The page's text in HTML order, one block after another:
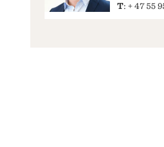
T: + 47 55